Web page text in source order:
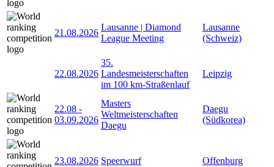
21.08.2026
Lausanne | Diamond
League Meeting
Lausanne
(Schweiz)
22.08.2026
35.
Landesmeisterschaften
im 100 km-Straßenlauf
Leipzig
22.08 -
03.09.2026
Masters
Weltmeisterschaften
Daegu
Daegu
(Südkorea)
23.08.2026 Speerwurf Offenburg